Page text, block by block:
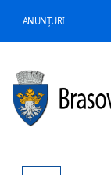
ANUNȚURI